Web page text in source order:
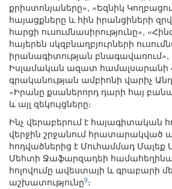
քրիստոնյաները», «Եզնիկ
հայացքները և հին իրանցիների
հարցի ուսումնասիրությունը»,
հայերեն սկզբնաղբյուրների
իրանագիտության
Իսլամական ազատ համալսարանի
գրականության ամբիոնի վարիչ
«Իրանը քսաներորդ դարի հայ
և այլ զեկույցները։
Ինչ վերաբերում է հայագիտական
վերջին շրջանում հրատարակված
հոդվածներից է Մուհամմադ
Մեհտի Ջաֆարզադեի
հոլովումը ավեստայի և գրաբարի
աշխատությունը9։